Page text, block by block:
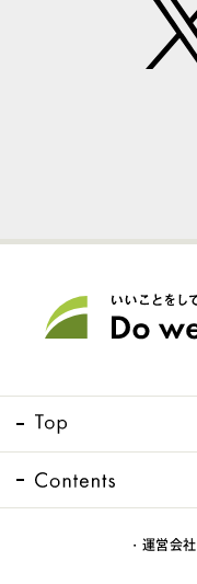
・運営会社